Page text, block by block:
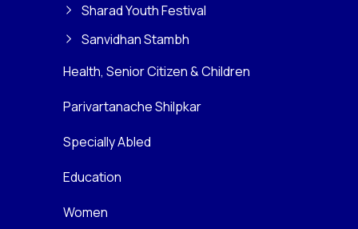
Sharad Youth Festival
Sanvidhan Stambh
Health, Senior Citizen & Children
Parivartanache Shilpkar
Specially Abled
Education
Women